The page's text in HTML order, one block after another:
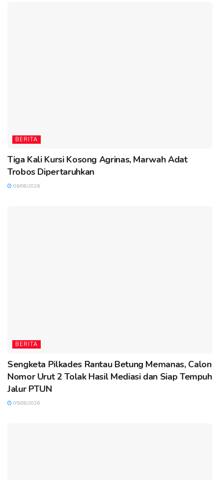
BERITA
Tiga Kali Kursi Kosong Agrinas, Marwah Adat
Trobos Dipertaruhkan
06/08/2026
BERITA
Sengketa Pilkades Rantau Betung Memanas, Calon
Nomor Urut 2 Tolak Hasil Mediasi dan Siap Tempuh
Jalur PTUN
05/08/2026